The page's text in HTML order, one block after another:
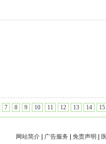
7 8 9 10 11 12 13 14 15
网站简介| 广告服务 免责声明